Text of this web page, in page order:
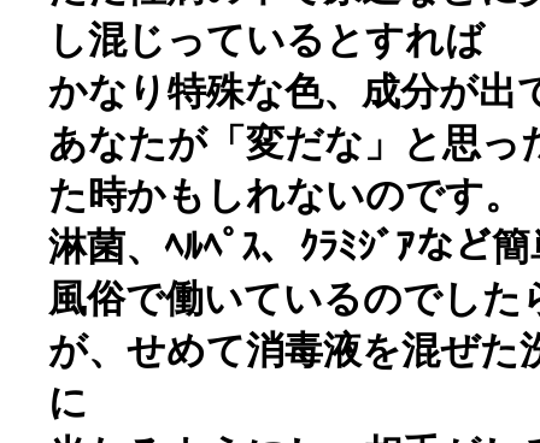
し混じっているとすれば
かなり特殊な色、成分が出
あなたが「変だな」と思っ
た時かもしれないのです。
淋菌、ﾍﾙﾍﾟｽ、ｸﾗﾐｼﾞｱなど
風俗で働いているのでし
が、せめて消毒液を混ぜた
に